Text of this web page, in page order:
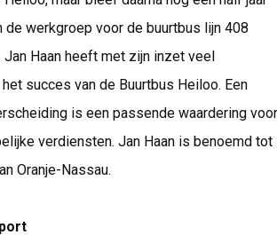
de werkgroep voor de buurtbus lijn 408
Jan Haan heeft met zijn inzet veel
succes van de Buurtbus Heiloo. Een
is een passende waardering voor
verdiensten. Jan Haan is benoemd tot
Oranje-Nassau.